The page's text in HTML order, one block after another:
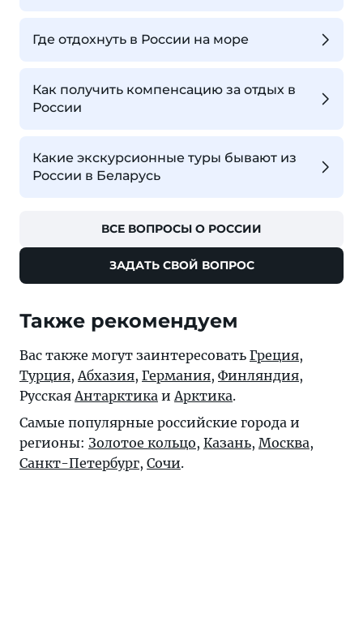
Где отдохнуть в России на море
Как получить компенсацию за отдых в
России
Какие экскурсионные туры бывают из
России в Беларусь
ВСЕ ВОПРОСЫ О РОССИИ
ЗАДАТЬ СВОЙ ВОПРОС
Также рекомендуем
Вас также могут заинтересовать Греция,
Турция, Абхазия, Германия, Финляндия,
Русская Антарктика и Арктика.
Самые популярные российские города и
регионы: Золотое кольцо, Казань, Москва,
Санкт-Петербург, Сочи.